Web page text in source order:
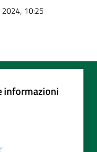
2024, 10:25
informazioni